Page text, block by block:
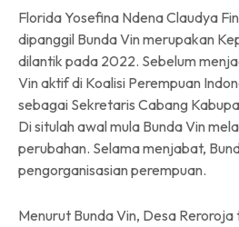
Florida Yosefina Ndena Claudya
dipanggil Bunda Vin merupakan
dilantik pada 2022. Sebelum
Vin aktif di Koalisi Perempuan
sebagai Sekretaris Cabang
Di situlah awal mula Bunda Vin
perubahan. Selama menjabat,
pengorganisasian perempuan.
Menurut Bunda Vin, Desa